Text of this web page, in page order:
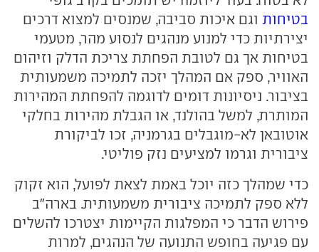
בטיחות וגם איכות סביבה, שמנסים למצוא דרכים
יצירתיות כדי למנוע מנהגים לנסוע מהר, מטעמי
בטיחות אך גם לטובת הפחתת צריכת הדלק וזיהום
האוויר, ספק אם המהלך יזכה לתמיכה משמעותית
בציבור. ניסיונות דומים לדוגמה להפחתת המהירות
המותרת, למשל בהולנד, או הגבלת מהירות בחלקי
אוטובאן לא-מוגבלים בגרמניה, זכו לביקורת
ציבורית וגרמו למציעים נזק פוליטי.
כדי שמהלך כזה יוכל באמת לצאת לפועל, הוא זקוק
ללא ספק לתמיכה ציבורית משמעותית. בארה"ב
פירוש הדבר כי המפלגות הקיימות יצטרכו להשלים
עם פגיעה בחופש התנועה של הנהגים, למרות